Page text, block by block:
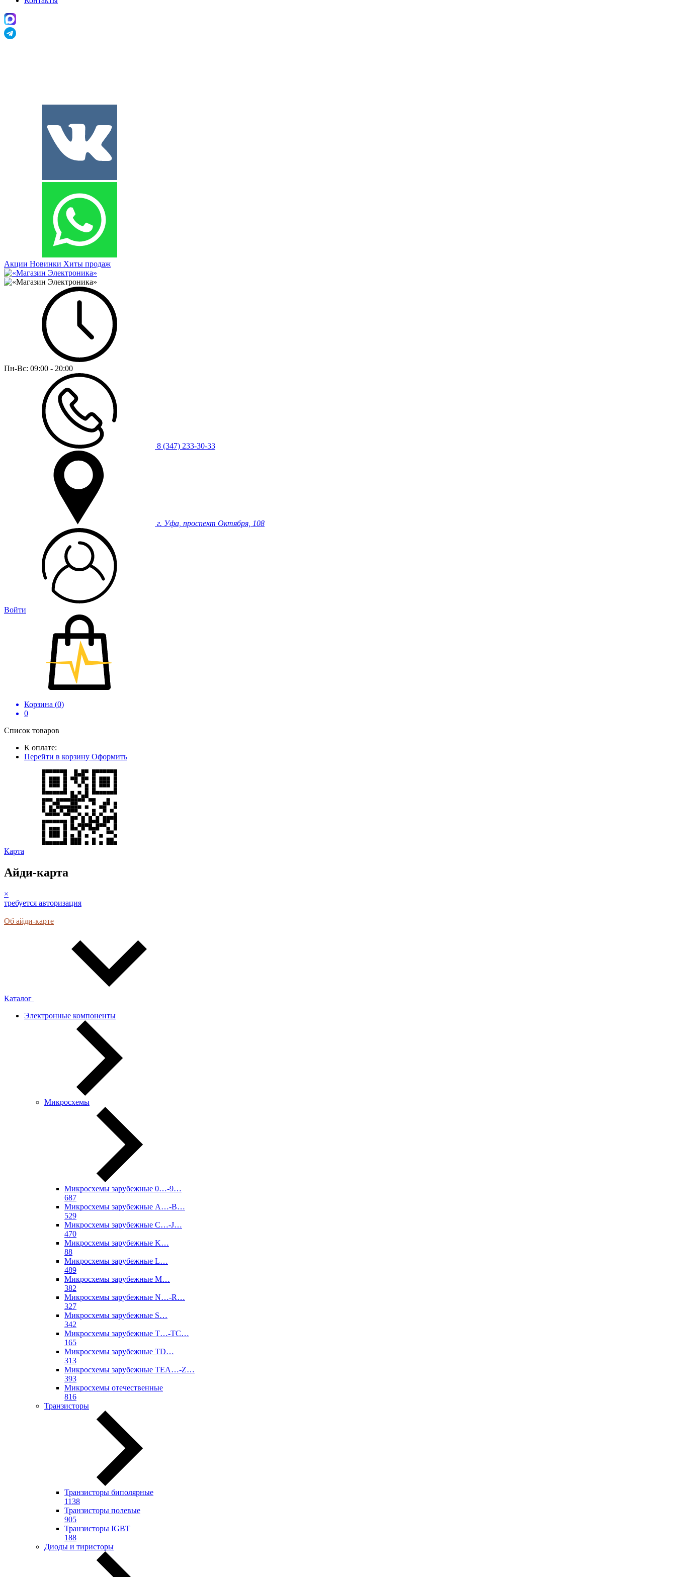
Акции Новинки Хиты продаж
Пн-Вс: 09:00 - 20:00
8 (347) 233-30-33
г. Уфа, проспект Октября, 108
Войти
Корзина (0)
0
Список товаров
К оплате:
Перейти в корзину Оформить
Карта
Айди-карта
×
требуется авторизация
Об айди-карте
Каталог
Электронные компоненты
Микросхемы
Микросхемы зарубежные 0…-9…
687
Микросхемы зарубежные A…-B…
529
Микросхемы зарубежные C…-J…
470
Микросхемы зарубежные K…
88
Микросхемы зарубежные L…
489
Микросхемы зарубежные M…
382
Микросхемы зарубежные N…-R…
327
Микросхемы зарубежные S…
342
Микросхемы зарубежные T…-TC…
165
Микросхемы зарубежные TD…
313
Микросхемы зарубежные TEA…-Z…
393
Микросхемы отечественные
816
Транзисторы
Транзисторы биполярные
1138
Транзисторы полевые
905
Транзисторы IGBT
188
Диоды и тиристоры